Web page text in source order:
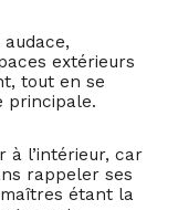
audace,
extérieurs
tout en se
principale.
à l’intérieur, car
rappeler ses
étant la